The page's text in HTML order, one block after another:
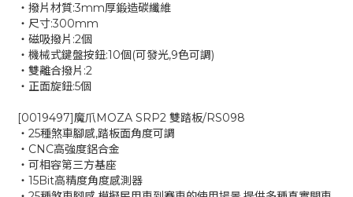
‧撥片材質:3mm厚鍛造碳纖維
‧尺寸:300mm
‧磁吸撥片:2個
‧機械式鍵盤按鈕:10個(可發光,9色可調)
‧雙離合撥片:2
‧正面旋鈕:5個
[0019497]魔爪MOZA SRP2 雙踏板/RS098
‧25種煞車腳感,踏板面角度可調
‧CNC高強度鋁合金
‧可相容第三方基座
‧15Bit高精度角度感測器